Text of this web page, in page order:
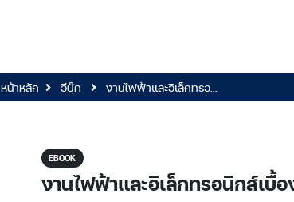
หน้าหลัก อีบุ๊ค งานไฟฟ้าและอิเล็กทรอ...
EBOOK
งานไฟฟ้าและอิเล็กทรอนิกส์เบื้